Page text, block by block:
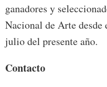
ganadores y
Nacional de Arte desde
julio del presente año.
Contacto